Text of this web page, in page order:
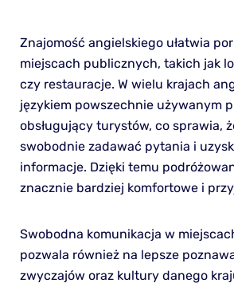
Znajomość angielskiego ułatwia
miejscach publicznych, takich jak
czy restauracje. W wielu krajach
językiem powszechnie używanym
obsługujący turystów, co sprawia,
swobodnie zadawać pytania i
informacje. Dzięki temu
znacznie bardziej komfortowe i
Swobodna komunikacja w
pozwala również na lepsze
zwyczajów oraz kultury danego